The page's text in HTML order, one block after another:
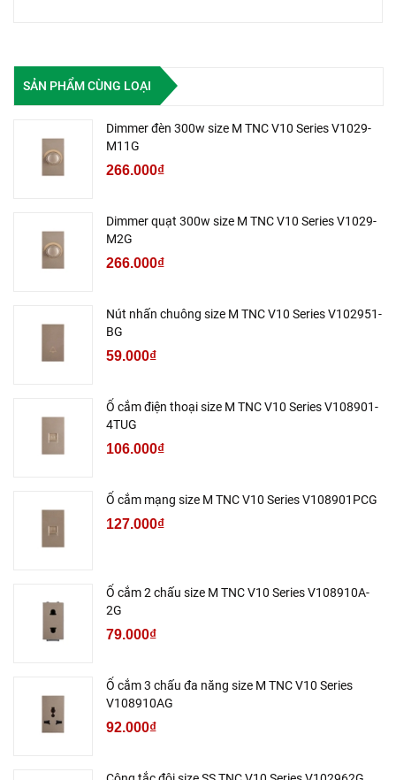
SẢN PHẨM CÙNG LOẠI
Dimmer đèn 300w size M TNC V10 Series V1029-
M11G
266.000₫
Dimmer quạt 300w size M TNC V10 Series V1029-
M2G
266.000₫
Nút nhấn chuông size M TNC V10 Series V102951-
BG
59.000₫
Ổ cắm điện thoại size M TNC V10 Series V108901-
4TUG
106.000₫
Ổ cắm mạng size M TNC V10 Series V108901PCG
127.000₫
Ổ cắm 2 chấu size M TNC V10 Series V108910A-
2G
79.000₫
Ổ cắm 3 chấu đa năng size M TNC V10 Series
V108910AG
92.000₫